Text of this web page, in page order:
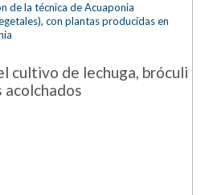
de la técnica de Acuaponia
con plantas producidas en
cultivo de lechuga, bróculi